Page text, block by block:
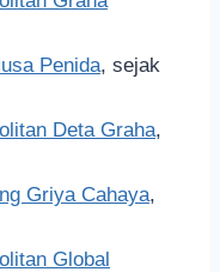
Penida, sejak
Deta Graha,
Griya Cahaya,
Global